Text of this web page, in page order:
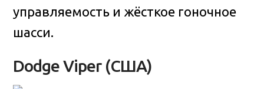
управляемость и жёсткое гоночное
шасси.
Dodge Viper (США)